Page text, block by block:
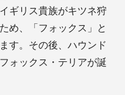
ギリス貴族がキツネ狩
め、「フォックス」と
す。その後、ハウンド
ォックス・テリアが誕